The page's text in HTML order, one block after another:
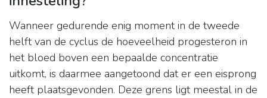
Wanneer gedurende enig moment in de tweede
helft van de cyclus de hoeveelheid progesteron in
het bloed boven een bepaalde concentratie
uitkomt, is daarmee aangetoond dat er een eisprong
heeft plaatsgevonden. Deze grens ligt meestal in de